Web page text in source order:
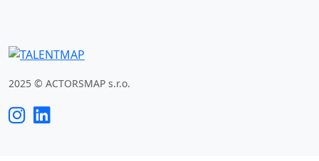
2025 © ACTORSMAP s.r.o.